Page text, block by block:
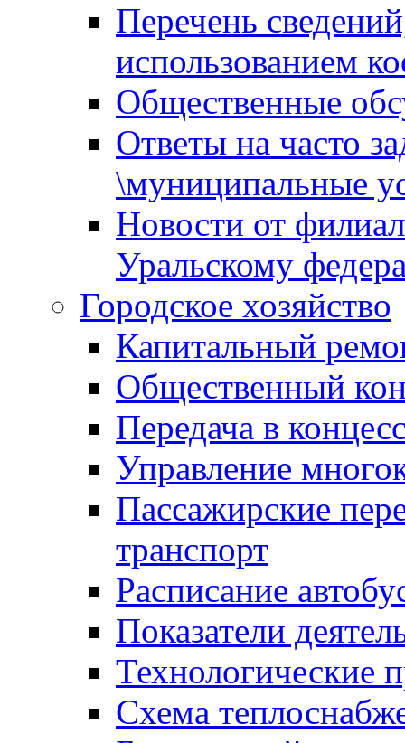
Перечень
использованием
Общественные
Ответы на часто
\муниципальные
Новости от
Уральскому
Городское хозяйство
Капитальный
Общественный
Передача в
Управление
Пассажирские
транспорт
Расписание
Показатели
Технологические
Схема